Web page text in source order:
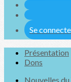
Se
Présentation
Dons
Nouvelles